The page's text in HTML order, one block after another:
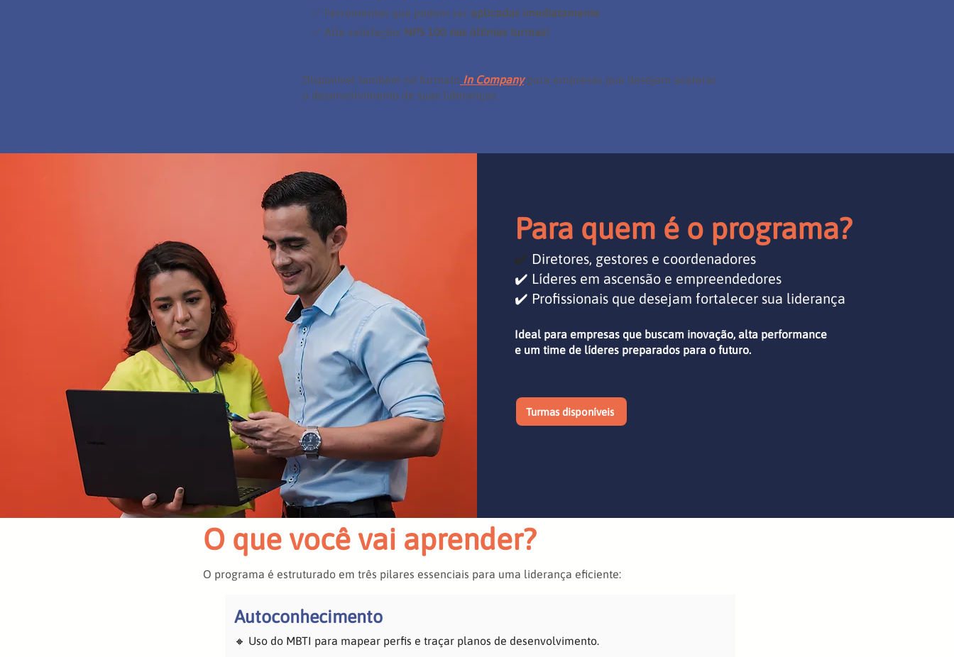
✅ Ferramentas que podem ser aplicadas imediatamente
✅ Alta satisfação: NPS 100 nas últimas turmas!
Disponível também no formato In Companypara empresas que desejam acelerar
o desenvolvimento de suas lideranças.
Para quem é o programa?
✔️ Diretores, gestores e coordenadores
✔️ Líderes em ascensão e empreendedores
✔️ Profissionais que desejam fortalecer sua liderança
Ideal para empresas que buscam inovação, alta performance
e um time de líderes preparados para o futuro.
Turmas disponíveis
O que você vai aprender?
O programa é estruturado em três pilares essenciais para uma liderança eficiente:
Autoconhecimento
🔸 Uso do MBTI para mapear perfis e traçar planos de desenvolvimento.